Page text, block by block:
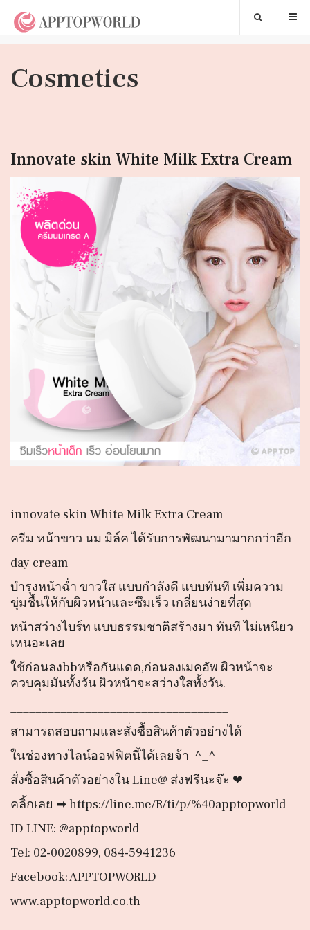
Cosmetics
Innovate skin White Milk Extra Cream
innovate skin White Milk Extra Cream
ครีม หน้าขาว นม มิล์ค ได้รับการพัฒนามามากกว่าอีก
day cream
บำรุงหน้าฉ่ำ ขาวใส แบบกำลังดี แบบทันที เพิ่มความ
ขุ่มชื้นให้กับผิวหน้าและซึมเร็ว เกลี่ยนง่ายที่สุด
หน้าสว่างไบร์ท แบบธรรมชาติสร้างมา ทันที ไม่เหนียว
เหนอะเลย
ใช้ก่อนลงbbหรือกันแดด,ก่อนลงเมคอัพ ผิวหน้าจะ
ควบคุมมันทั้งวัน ผิวหน้าจะสว่างใสทั้งวัน.
สามารถสอบถามและสั่งซื้อสินค้าตัวอย่างได้
ในช่องทางไลน์ออฟฟิตนี้ได้เลยจ้า ^_^
สั่งซื้อสินค้าตัวอย่างใน Line@ ส่งฟรีนะจ๊ะ ❤
คลิ้กเลย ➡ https://line.me/R/ti/p/%40apptopworld
ID LINE: @apptopworld
Tel: 02-0020899, 084-5941236
Facebook: APPTOPWORLD
www.apptopworld.co.th